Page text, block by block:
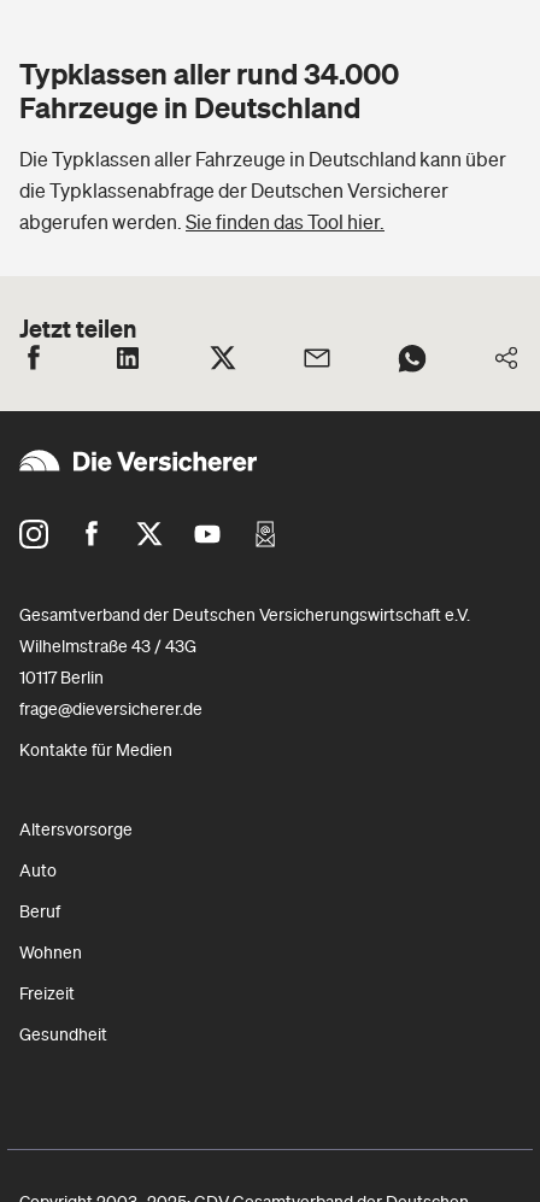
Typklassen aller rund 34.000
Fahrzeuge in Deutschland
Die Typklassen aller Fahrzeuge in Deutschland kann über
die Typklassenabfrage der Deutschen Versicherer
abgerufen werden. Sie finden das Tool hier.
Jetzt teilen
Gesamtverband der Deutschen Versicherungswirtschaft e.V.
Wilhelmstraße 43 / 43G
10117 Berlin
frage@dieversicherer.de
Kontakte für Medien
Altersvorsorge
Auto
Beruf
Wohnen
Freizeit
Gesundheit